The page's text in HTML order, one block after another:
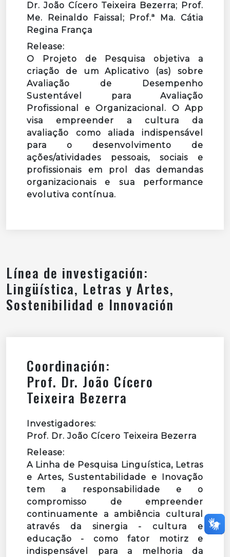
Dr. João Cícero Teixeira Bezerra; Prof.
Me. Reinaldo Faissal; Prof.ª Ma. Cátia
Regina França
Release:
O Projeto de Pesquisa objetiva a
criação de um Aplicativo (as) sobre
Avaliação de Desempenho
Sustentável para Avaliação
Profissional e Organizacional. O App
visa empreender a cultura da
avaliação como aliada indispensável
para o desenvolvimento de
ações/atividades pessoais, sociais e
profissionais em prol das demandas
organizacionais e sua performance
evolutiva contínua.
Línea de investigación:
Lingüística, Letras y Artes,
Sostenibilidad e Innovación
Coordinación:
Prof. Dr. João Cícero
Teixeira Bezerra
Investigadores:
Prof. Dr. João Cícero Teixeira Bezerra
Release:
A Linha de Pesquisa Linguística, Letras
e Artes, Sustentabilidade e Inovação
tem a responsabilidade e o
compromisso de empreender
continuamente a ambiência cultural
através da sinergia - cultura e
educação - como fator motirz e
indispensável para a melhoria da